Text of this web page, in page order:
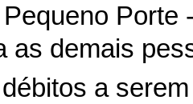
Porte
as demais
a